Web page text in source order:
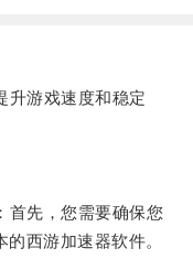
游戏速度和稳定
先，您需要确保您
西游加速器软件。